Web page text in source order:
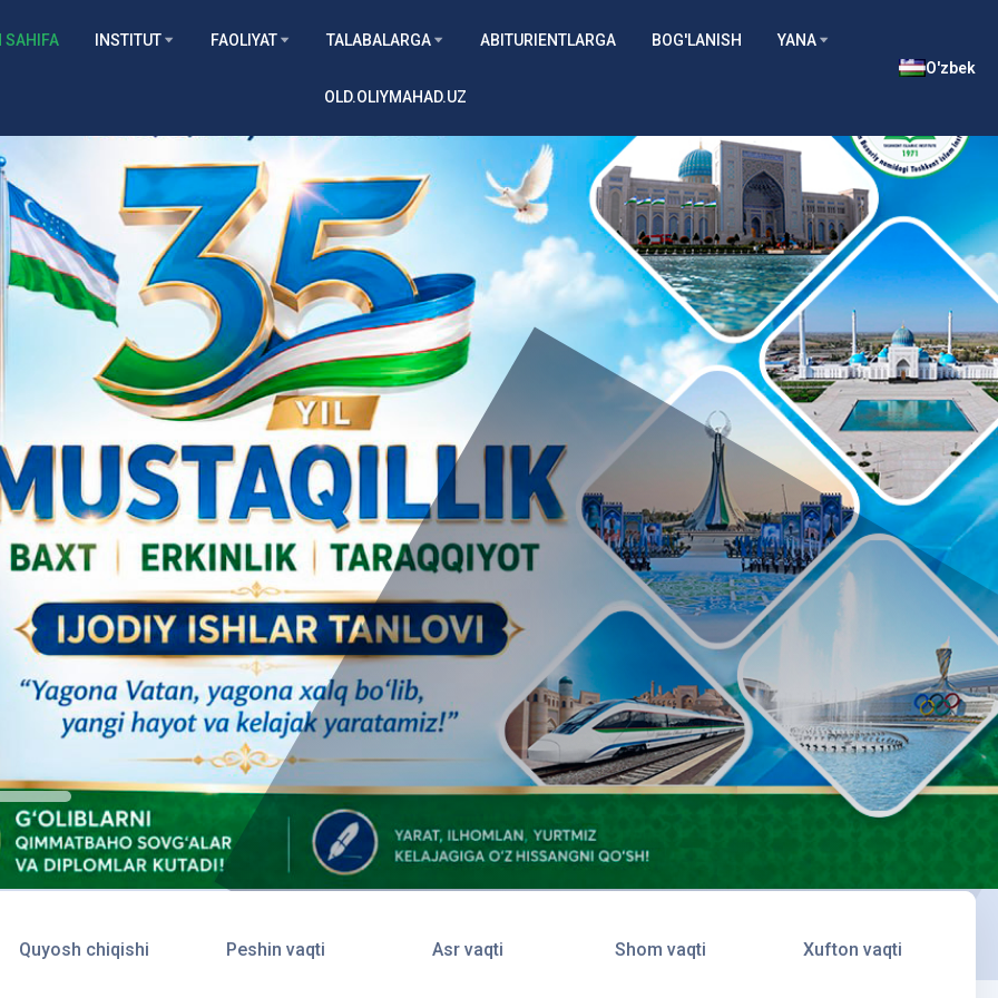
SAHIFA INSTITUT FAOLIYAT TALABALARGA ABITURIENTLARGA BOG'LANISH YANA
OLD.OLIYMAHAD.UZ
O'zbek
Quyosh chiqishi Peshin vaqti Asr vaqti Shom vaqti Xufton vaqti